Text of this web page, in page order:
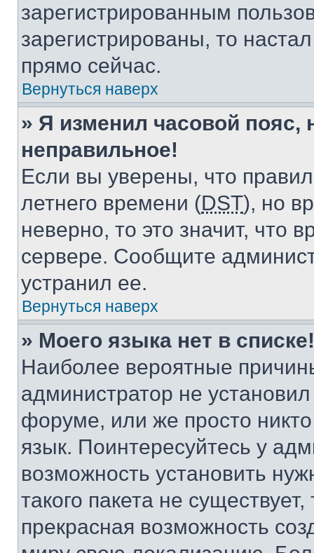
зарегистрированным
зарегистрированы, то
прямо сейчас.
Вернуться наверх
» Я изменил часовой пояс,
неправильное!
Если вы уверены, что
летнего времени (DST), но
неверно, то это значит, что
сервере. Сообщите
устранил ее.
Вернуться наверх
» Моего языка нет в списке!
Наиболее вероятные
администратор не
форуме, или же просто
язык. Поинтересуйтесь у
возможность установить
такого пакета не
прекрасная возможность